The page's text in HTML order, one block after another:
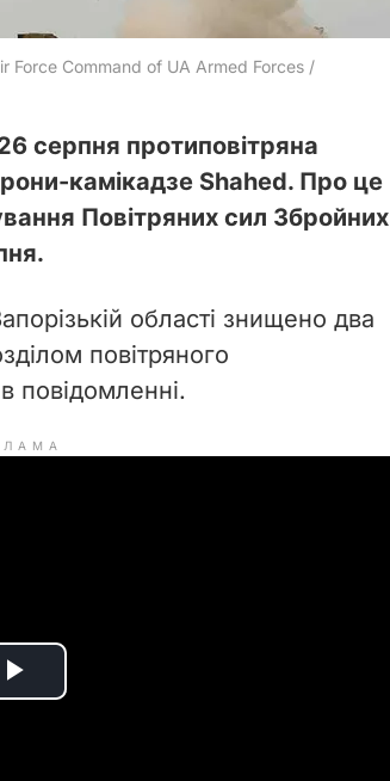
Command of UA Armed Forces /
серпня протиповітряна
камікадзе Shahed. Про це
Повітряних сил Збройних
області знищено два
повітряного
повідомленні.
P